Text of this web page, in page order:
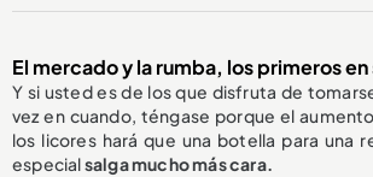
El mercado y la rumba, los primeros en
Y si usted es de los que disfruta de
vez en cuando, téngase porque el
los licores hará que una botella para una
especialsalga mucho más cara.